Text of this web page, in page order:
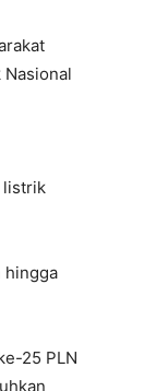
listrik
hingga
25 PLN